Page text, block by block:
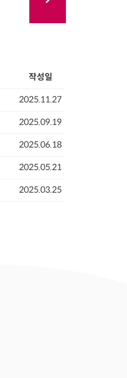
작성일
2025.11.27
2025.09.19
2025.06.18
2025.05.21
2025.03.25